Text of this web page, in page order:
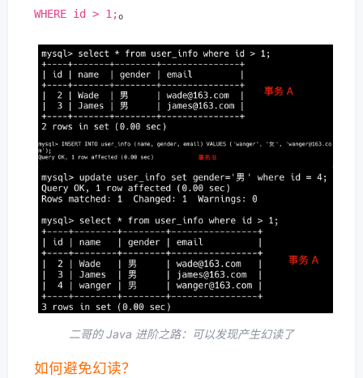
WHERE id > 1;。
二哥的 Java 进阶之路：可以发现产生幻读了
如何避免幻读？